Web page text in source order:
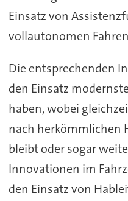
Einsatz von
vollautonomen
Die entsprechenden
den Einsatz
haben, wobei
nach herkömmlichen
bleibt oder sogar
Innovationen im
den Einsatz von